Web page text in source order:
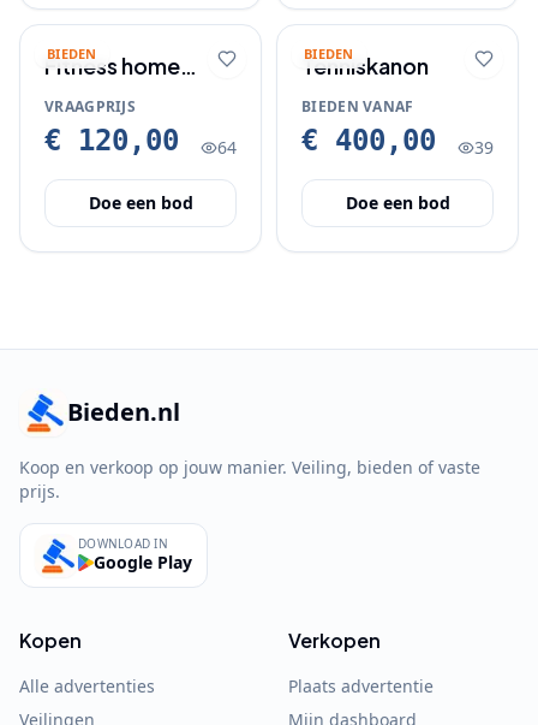
BIEDEN
Fitness home
treinen
VRAAGPRIJS
€ 120,00 64
Doe een bod
BIEDEN
Tenniskanon
BIEDEN VANAF
€ 400,00 39
Doe een bod
Bieden.nl
Koop en verkoop op jouw manier. Veiling, bieden of vaste
prijs.
DOWNLOAD IN
Google Play
Kopen
Alle advertenties
Veilingen
Verkopen
Plaats advertentie
Mijn dashboard